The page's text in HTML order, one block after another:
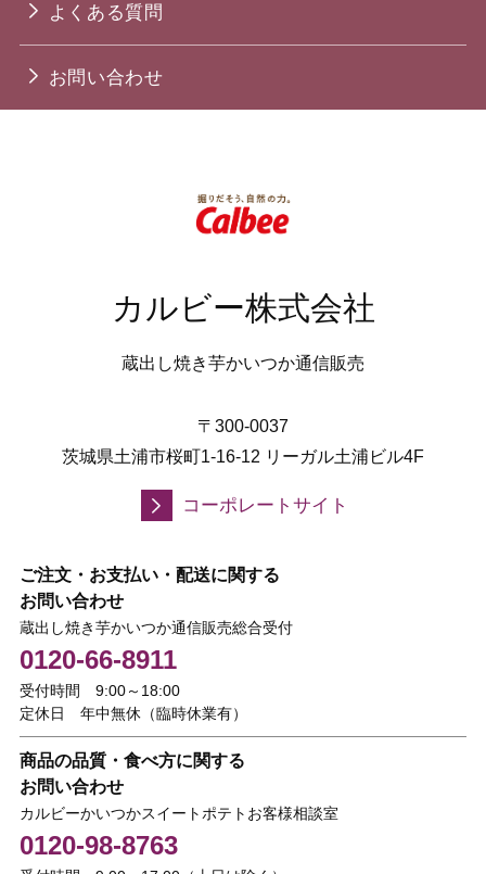
よくある質問
お問い合わせ
カルビー株式会社
蔵出し焼き芋かいつか通信販売
〒300-0037
茨城県土浦市桜町1-16-12 リーガル土浦ビル4F
コーポレートサイト
ご注文・お支払い・配送に関する
お問い合わせ
蔵出し焼き芋かいつか通信販売総合受付
0120-66-8911
受付時間 9:00～18:00
定休日 年中無休（臨時休業有）
商品の品質・食べ方に関する
お問い合わせ
カルビーかいつかスイートポテトお客様相談室
0120-98-8763